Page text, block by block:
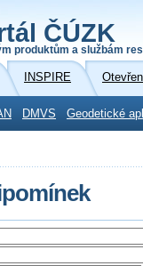
ČÚZK
produktům a službám
INSPIRE
DMVS Geodetické